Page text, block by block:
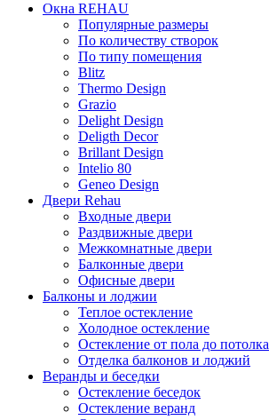
Окна REHAU
Популярные размеры
По количеству створок
По типу помещения
Blitz
Thermo Design
Grazio
Delight Design
Deligth Decor
Brillant Design
Intelio 80
Geneo Design
Двери Rehau
Входные двери
Раздвижные двери
Межкомнатные двери
Балконные двери
Офисные двери
Балконы и лоджии
Теплое остекление
Холодное остекление
Остекление от пола до потолка
Отделка балконов и лоджий
Веранды и беседки
Остекление беседок
Остекление веранд